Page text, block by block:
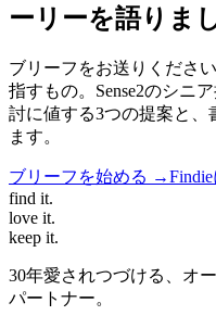
ーリーを語りま
ブリーフをお送りくださ
指すもの。Sense2のシニ
討に値する3つの提案と、
ます。
ブリーフを始める →
find it.
love it.
keep it.
30年愛されつづける、オ
パートナー。